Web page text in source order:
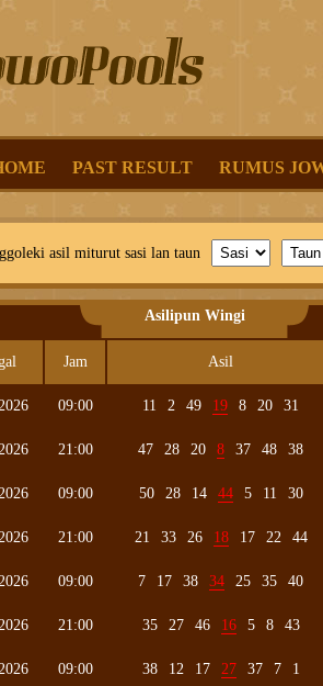
PAST RESULT RUMUS
asil miturut sasi lan taun
Asilipun Wingi
Jam Asil
09:00 11 2 49 19 8 20 31
21:00 47 28 20 8 37 48 38
09:00 50 28 14 44 5 11 30
21:00 21 33 26 18 17 22 44
09:00 7 17 38 34 25 35 40
21:00 35 27 46 16 5 8 43
09:00 38 12 17 27 37 7 1